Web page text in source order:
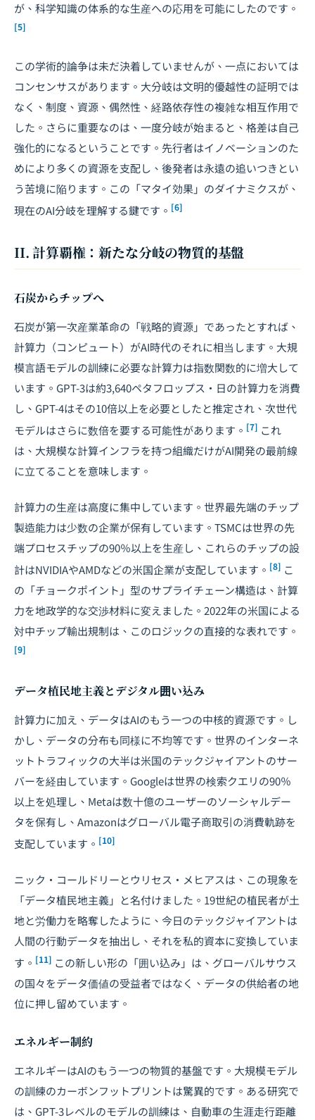
が、科学知識の体系的な生産への応用を可能にしたのです。
[5]
この学術的論争は未だ決着していませんが、一点においては
コンセンサスがあります。大分岐は文明的優越性の証明では
なく、制度、資源、偶然性、経路依存性の複雑な相互作用で
した。さらに重要なのは、一度分岐が始まると、格差は自己
強化的になるということです。先行者はイノベーションのた
めにより多くの資源を支配し、後発者は永遠の追いつきとい
う苦境に陥ります。この「マタイ効果」のダイナミクスが、
現在のAI分岐を理解する鍵です。 [6]
II. 計算覇権：新たな分岐の物質的基盤
石炭からチップへ
石炭が第一次産業革命の「戦略的資源」であったとすれば、
計算力（コンピュート）がAI時代のそれに相当します。大規
模言語モデルの訓練に必要な計算力は指数関数的に増大して
います。GPT-3は約3,640ペタフロップス・日の計算力を消費
し、GPT-4はその10倍以上を必要としたと推定され、次世代
モデルはさらに数倍を要する可能性があります。 [7] これ
は、大規模な計算インフラを持つ組織だけがAI開発の最前線
に立てることを意味します。
計算力の生産は高度に集中しています。世界最先端のチップ
製造能力は少数の企業が保有しています。TSMCは世界の先
端プロセスチップの90％以上を生産し、これらのチップの設
計はNVIDIAやAMDなどの米国企業が支配しています。 [8] こ
の「チョークポイント」型のサプライチェーン構造は、計算
力を地政学的な交渉材料に変えました。2022年の米国による
対中チップ輸出規制は、このロジックの直接的な表れです。
[9]
データ植民地主義とデジタル囲い込み
計算力に加え、データはAIのもう一つの中核的資源です。し
かし、データの分布も同様に不均等です。世界のインターネ
ットトラフィックの大半は米国のテックジャイアントのサー
バーを経由しています。Googleは世界の検索クエリの90％
以上を処理し、Metaは数十億のユーザーのソーシャルデー
タを保有し、Amazonはグローバル電子商取引の消費軌跡を
支配しています。 [10]
ニック・コールドリーとウリセス・メヒアスは、この現象を
「データ植民地主義」と名付けました。19世紀の植民者が土
地と労働力を略奪したように、今日のテックジャイアントは
人間の行動データを抽出し、それを私的資本に変換していま
す。 [11] この新しい形の「囲い込み」は、グローバルサウス
の国々をデータ価値の受益者ではなく、データの供給者の地
位に押し留めています。
エネルギー制約
エネルギーはAIのもう一つの物質的基盤です。大規模モデル
の訓練のカーボンフットプリントは驚異的です。ある研究で
は、GPT-3レベルのモデルの訓練は、自動車の生涯走行距離